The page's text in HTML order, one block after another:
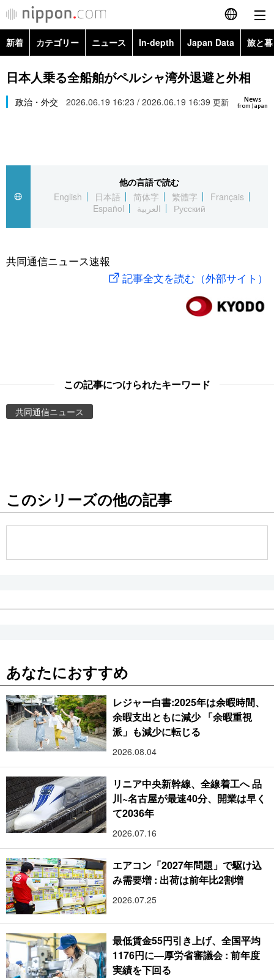
English
简体字
繁體字
العربية
社会
旅と暮らし
東京
新着 カテゴリー ニュース In-depth Japan Data 旅と
政治・外交
経済・ビジネス
社会
文化
科学・技術
暮らし
Topics
Images
お知らせ
日本人乗る全船舶がペルシャ湾外退避と外相
News
from Japan
政治・外交 2026.06.19 16:23 / 2026.06.19 16:39 更新
他の言語で読む
English
日本語 简体字 繁體字
Français
Español
العربية Русский
共同通信ニュース速報
記事全文を読む（外部サイト）
この記事につけられたキーワード
共同通信ニュース
このシリーズの他の記事
あなたにおすすめ
レジャー白書:2025年は余暇時間、
余暇支出ともに減少 「余暇重視
派」も減少に転じる
2026.08.04
リニア中央新幹線、全線着工へ 品
川~名古屋が最速40分、開業は早く
て2036年
2026.07.16
エアコン「2027年問題」で駆け込
み需要増 : 出荷は前年比2割増
2026.07.25
最低賃金55円引き上げ、全国平均
1176円に―厚労省審議会 : 前年度
実績を下回る